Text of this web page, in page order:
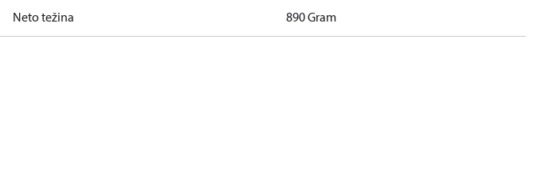
Neto težina 890 Gram